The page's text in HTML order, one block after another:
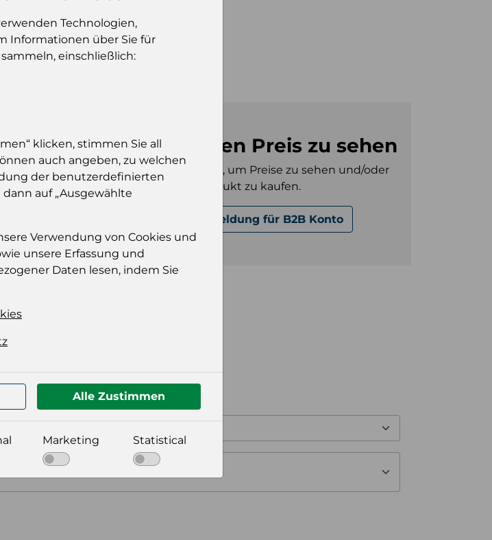
Palette
Konsumeinheit
Stückzahl pro
Einloggen um den Preis zu sehen
Sie müssen eingeloggt sein, um Preise zu sehen und/oder
dieses Produkt zu kaufen.
Anmeldung für B2B Konto
aus
Technologien,
Informationen über Sie für
einschließlich:
klicken, stimmen Sie all
auch angeben, zu welchen
der benutzerdefinierten
auf „Ausgewählte
Verwendung von Cookies und
unsere Erfassung und
Daten lesen, indem Sie
Alle Zustimmen
Marketing Statistical